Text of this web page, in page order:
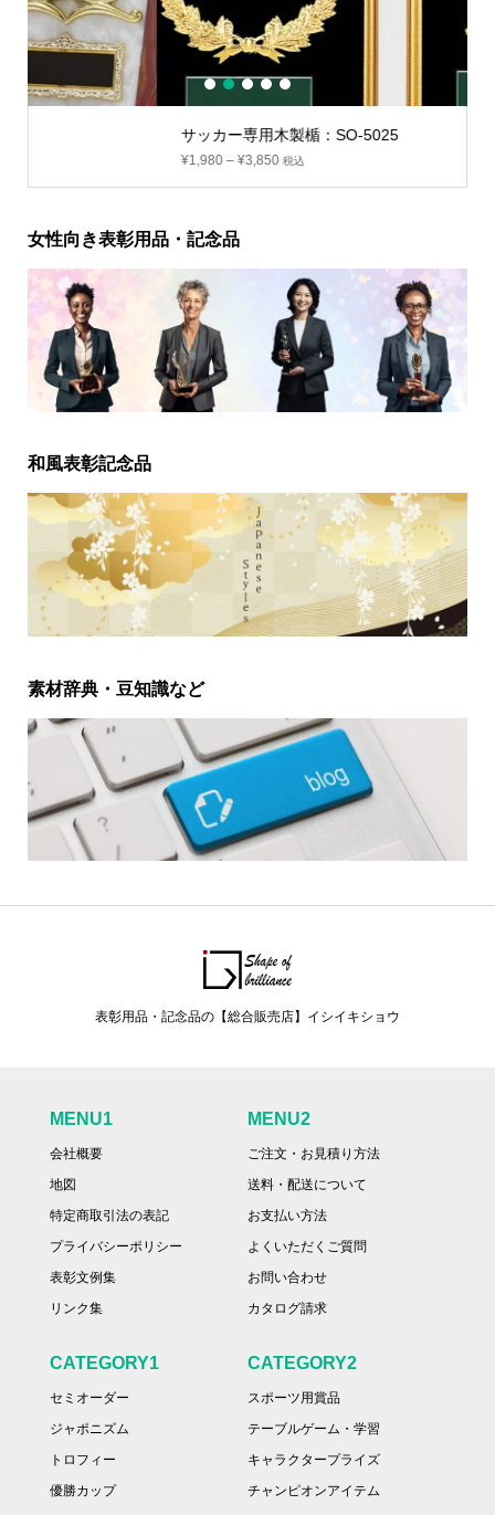
サッカー専用木製楯：SO-5025
1 2 3 4 5
女性向き表彰用品・記念品
和風表彰記念品
素材辞典・豆知識など
表彰用品・記念品の【総合販売店】イシイキショウ
MENU1
会社概要
地図
特定商取引法の表記
プライバシーポリシー
表彰文例集
リンク集
MENU2
ご注文・お見積り方法
送料・配送について
お支払い方法
よくいただくご質問
お問い合わせ
カタログ請求
CATEGORY1
セミオーダー
ジャポニズム
トロフィー
優勝カップ
CATEGORY2
スポーツ用賞品
テーブルゲーム・学習
キャラクタープライズ
チャンピオンアイテム